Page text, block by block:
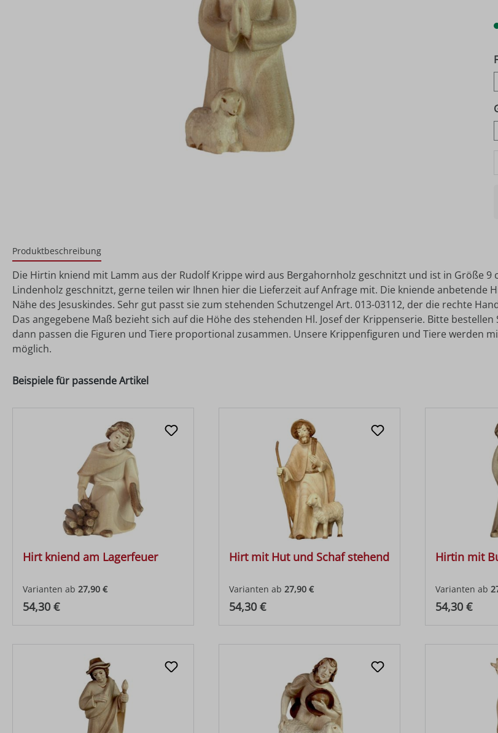
Produktbeschreibung
Die Hirtin kniend mit Lamm aus der Rudolf Krippe wird aus Bergahornholz geschnitzt und ist in Größe 9
Lindenholz geschnitzt, gerne teilen wir Ihnen hier die Lieferzeit auf Anfrage mit. Die kniende
Nähe des Jesuskindes. Sehr gut passt sie zum stehenden Schutzengel Art. 013-03112, der die rechte
Das angegebene Maß bezieht sich auf die Höhe des stehenden Hl. Josef der Krippenserie. Bitte
dann passen die Figuren und Tiere proportional zusammen. Unsere Krippenfiguren und Tiere werden
möglich.
Beispiele für passende Artikel
Hirt kniend am Lagerfeuer
Varianten ab 27,90 €
Regulärer Preis:
54,30 €
Hirt mit Hut und Schaf stehend
Varianten ab 27,90 €
Regulärer Preis:
54,30 €
Hirtin mit
Varianten ab
Regulärer
54,30 €